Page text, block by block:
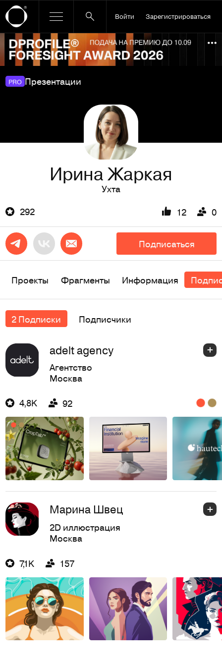
Войти Зарегистрироваться
Ссылка баннера
PRO Презентации
Ирина Жаркая
Ухта
292
12 0
Подписаться
Проекты Фрагменты Информация
2 Подписки Подписчики
adelt agency
Агентство
Москва
4,8K 92
Марина Швец
2D иллюстрация
Москва
7,1K 157